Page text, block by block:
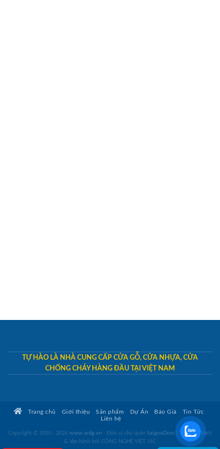
TỰ HÀO LÀ NHÀ CUNG CẤP CỬA GỖ, CỬA NHỰA, CỬA
CHỐNG CHÁY HÀNG ĐẦU TẠI VIỆT NAM
Trang chủ Giới thiệu Sản phẩm Dự Án Báo Giá
Tin Tức
Liên hệ
Copyright © 2010 - 2026 www.wdg.vn - Đơn vị chủ quản SaigonDoor
Thiết kế Web
& Vận hành bởi CÔNG NGHỆ VIỆT JSC